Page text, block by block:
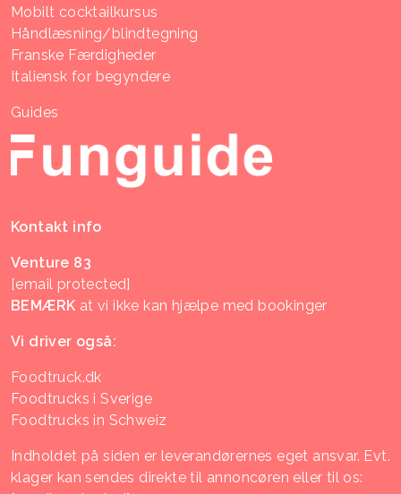
Mobilt cocktailkursus
Håndlæsning/blindtegning
Franske Færdigheder
Italiensk for begyndere
Guides
Kontakt info
Venture 83
[email protected]
BEMÆRK at vi ikke kan hjælpe med bookinger
Vi driver også:
Foodtruck.dk
Foodtrucks i Sverige
Foodtrucks in Schweiz
Indholdet på siden er leverandørernes eget ansvar. Evt.
klager kan sendes direkte til annoncøren eller til os: